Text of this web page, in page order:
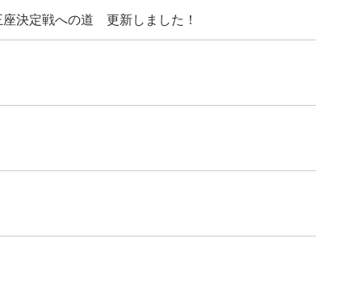
座決定戦への道 更新しました！